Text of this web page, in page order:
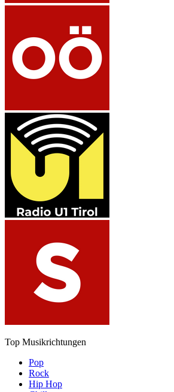
Top Musikrichtungen
Pop
Rock
Hip Hop